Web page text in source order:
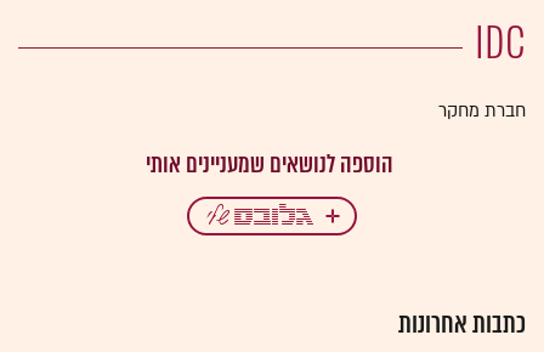
IDC
חברת מחקר
כתבות אחרונות